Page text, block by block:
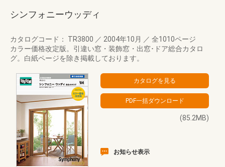
シンフォニーウッディ
カタログコード： TR3800 ／ 2004年10月 ／ 全1010ページ
カラー価格改定版。引違い窓・装飾窓・出窓･ドア総合カタロ
グ。白紙ページを除き掲載しております。
(85.2MB)
お知らせ表示